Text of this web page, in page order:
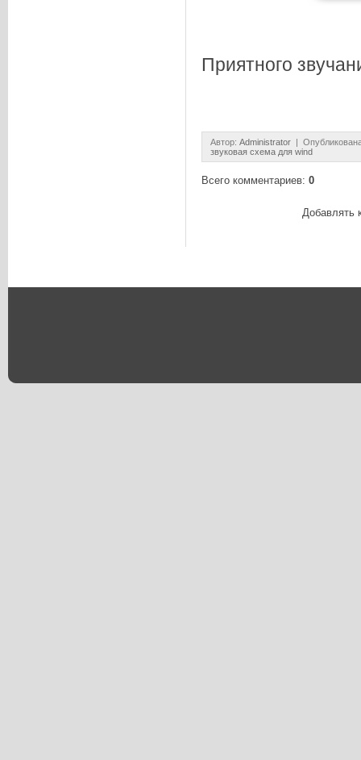
Приятного
Автор: Administrator |
звуковая схема для wind
Всего комментариев: 0
Добавлять